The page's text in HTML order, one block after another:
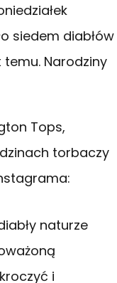
siedem diabłów
Narodziny
Tops,
torbaczy
naturze
i